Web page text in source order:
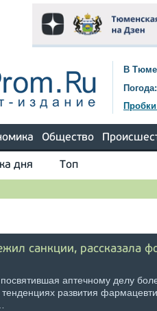
В
Погода:
Общество
дня Топ
санкции, рассказала
аптечному делу
развития